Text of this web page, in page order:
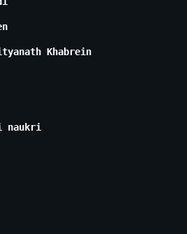
Khabrein
naukri